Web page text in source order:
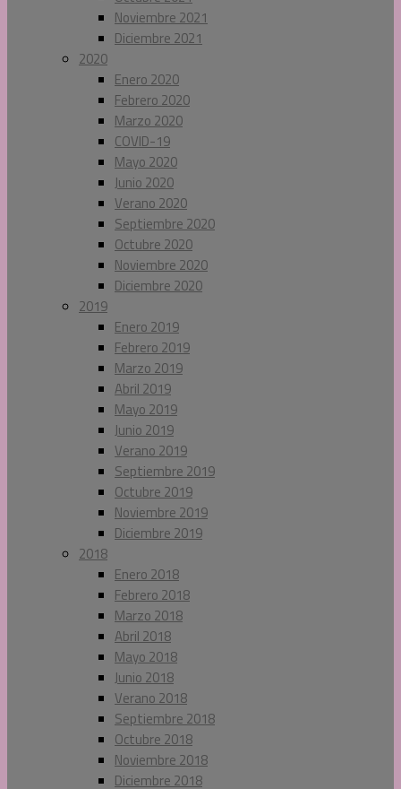
Noviembre 2021
Diciembre 2021
2020
Enero 2020
Febrero 2020
Marzo 2020
COVID-19
Mayo 2020
Junio 2020
Verano 2020
Septiembre 2020
Octubre 2020
Noviembre 2020
Diciembre 2020
2019
Enero 2019
Febrero 2019
Marzo 2019
Abril 2019
Mayo 2019
Junio 2019
Verano 2019
Septiembre 2019
Octubre 2019
Noviembre 2019
Diciembre 2019
2018
Enero 2018
Febrero 2018
Marzo 2018
Abril 2018
Mayo 2018
Junio 2018
Verano 2018
Septiembre 2018
Octubre 2018
Noviembre 2018
Diciembre 2018